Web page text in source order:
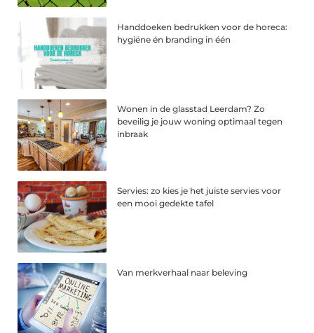
Handdoeken bedrukken voor de horeca:
hygiëne én branding in één
Wonen in de glasstad Leerdam? Zo
beveilig je jouw woning optimaal tegen
inbraak
Servies: zo kies je het juiste servies voor
een mooi gedekte tafel
Van merkverhaal naar beleving